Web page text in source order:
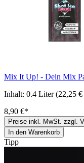
Mix It Up! - Dein Mix
Inhalt: 0.4 Liter(22,25
8,90 €*
Preise inkl. MwSt. zzgl.
In den Warenkorb
Tipp